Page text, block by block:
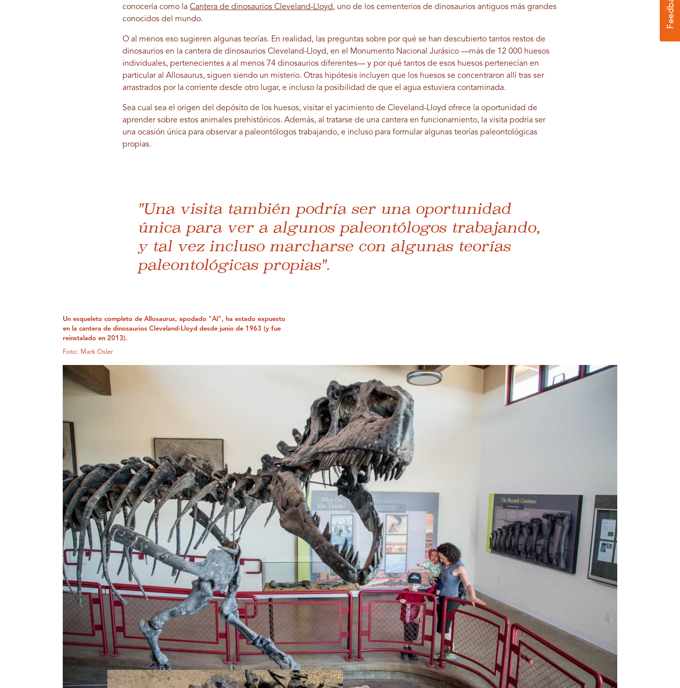
conocería como la Cantera de dinosaurios Cleveland-Lloyd, uno de los cementerios de dinosaurios antiguos más grandes
conocidos del mundo.
O al menos eso sugieren algunas teorías. En realidad, las preguntas sobre por qué se han descubierto tantos restos de
dinosaurios en la cantera de dinosaurios Cleveland-Lloyd, en el Monumento Nacional Jurásico —más de 12 000 huesos
individuales, pertenecientes a al menos 74 dinosaurios diferentes— y por qué tantos de esos huesos pertenecían en
particular al Allosaurus, siguen siendo un misterio. Otras hipótesis incluyen que los huesos se concentraron allí tras ser
arrastrados por la corriente desde otro lugar, e incluso la posibilidad de que el agua estuviera contaminada.
Sea cual sea el origen del depósito de los huesos, visitar el yacimiento de Cleveland-Lloyd ofrece la oportunidad de
aprender sobre estos animales prehistóricos. Además, al tratarse de una cantera en funcionamiento, la visita podría ser
una ocasión única para observar a paleontólogos trabajando, e incluso para formular algunas teorías paleontológicas
propias.
"Una visita también podría ser una oportunidad
única para ver a algunos paleontólogos trabajando,
y tal vez incluso marcharse con algunas teorías
paleontológicas propias".
Un esqueleto completo de Allosaurus, apodado "Al", ha estado expuesto
en la cantera de dinosaurios Cleveland-Lloyd desde junio de 1963 (y fue
reinstalado en 2013).
Foto: Mark Osler